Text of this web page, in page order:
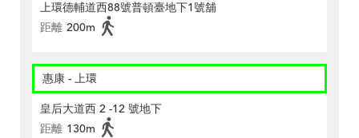
上環德輔道西88號普頓臺地下1號舖
距離 200m
惠康 - 上環
皇后大道西 2 -12 號地下
距離 130m